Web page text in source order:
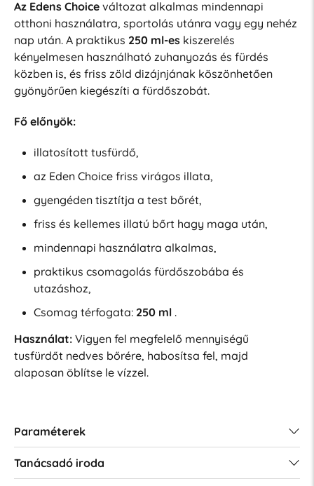
Az Edens Choiceváltozat alkalmas mindennapi
otthoni használatra, sportolás utánra vagy egy nehéz
nap után. A praktikus 250 ml-eskiszerelés
kényelmesen használható zuhanyozás és fürdés
közben is, és friss zöld dizájnjának köszönhetően
gyönyörűen kiegészíti a fürdőszobát.
Fő előnyök:
illatosított tusfürdő,
az Eden Choice friss virágos illata,
gyengéden tisztítja a test bőrét,
friss és kellemes illatú bőrt hagy maga után,
mindennapi használatra alkalmas,
praktikus csomagolás fürdőszobába és
utazáshoz,
Csomag térfogata: 250 ml.
Használat:Vigyen fel megfelelő mennyiségű
tusfürdőt nedves bőrére, habosítsa fel, majd
alaposan öblítse le vízzel.
Paraméterek
Tanácsadó iroda